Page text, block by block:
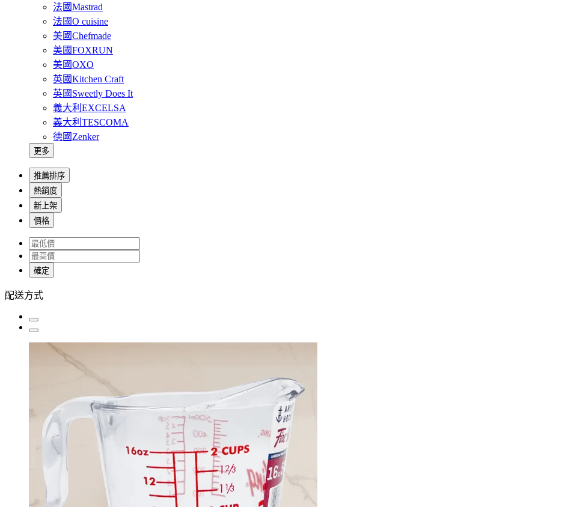
法國Mastrad
法國O cuisine
美國Chefmade
美國FOXRUN
美國OXO
英國Kitchen Craft
英國Sweetly Does It
義大利EXCELSA
義大利TESCOMA
德國Zenker
更多
推薦排序
熱銷度
新上架
價格
確定
配送方式